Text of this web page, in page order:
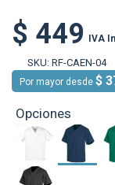
$ 449 IVA
SKU: RF-CAEN-04
Por mayor desde $
Opciones